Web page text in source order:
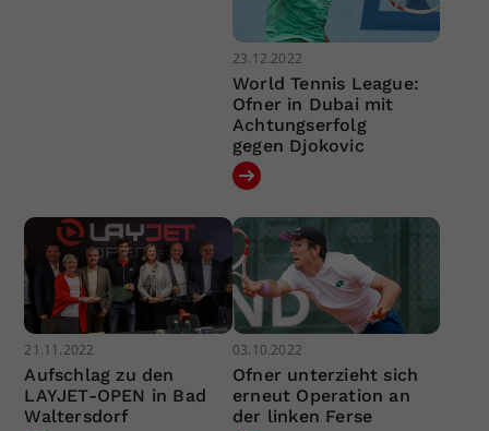
23.12.2022
World Tennis League:
Ofner in Dubai mit
Achtungserfolg
gegen Djokovic
21.11.2022
Aufschlag zu den
LAYJET-OPEN in Bad
Waltersdorf
03.10.2022
Ofner unterzieht sich
erneut Operation an
der linken Ferse